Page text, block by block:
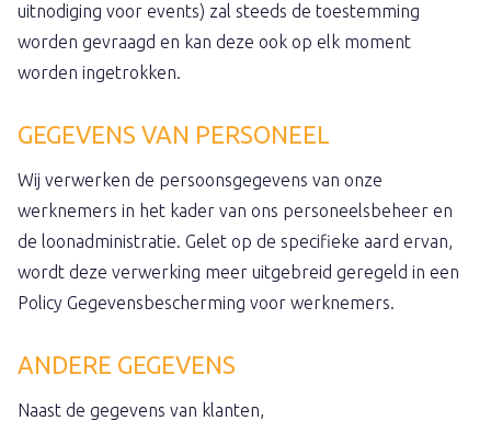
uitnodiging voor events) zal steeds de toestemming
worden gevraagd en kan deze ook op elk moment
worden ingetrokken.
GEGEVENS VAN PERSONEEL
Wij verwerken de persoonsgegevens van onze
werknemers in het kader van ons personeelsbeheer en
de loonadministratie. Gelet op de specifieke aard ervan,
wordt deze verwerking meer uitgebreid geregeld in een
Policy Gegevensbescherming voor werknemers.
ANDERE GEGEVENS
Naast de gegevens van klanten,